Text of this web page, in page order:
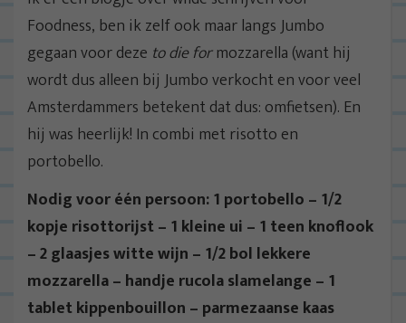
Foodness, ben ik zelf ook maar langs Jumbo
gegaan voor deze to die formozzarella (want hij
wordt dus alleen bij Jumbo verkocht en voor veel
Amsterdammers betekent dat dus: omfietsen). En
hij was heerlijk! In combi met risotto en
portobello.
Nodig voor één persoon: 1 portobello – 1/2
kopje risottorijst – 1 kleine ui – 1 teen knoflook
– 2 glaasjes witte wijn – 1/2 bol lekkere
mozzarella – handje rucola slamelange – 1
tablet kippenbouillon – parmezaanse kaas